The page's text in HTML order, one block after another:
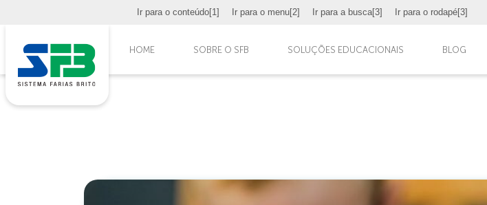
Ir para o conteúdo[1] Ir para o menu[2] Ir para a busca[3] Ir para o rodapé[3]
HOME SOBRE O SFB SOLUÇÕES EDUCACIONAIS BLOG